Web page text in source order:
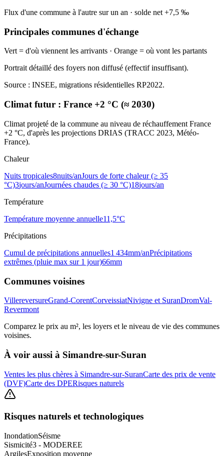
Flux d'une commune à l'autre sur un an · solde net +7,5 ‰
Principales communes d'échange
Vert = d'où viennent les arrivants · Orange = où vont les partants
Portrait détaillé des foyers non diffusé (effectif insuffisant).
Source : INSEE, migrations résidentielles RP2022.
Climat futur : France +2 °C (≈ 2030)
Climat projeté de la commune au niveau de réchauffement France
+2 °C, d'après les projections DRIAS (TRACC 2023, Météo-
France).
Chaleur
Nuits tropicales8nuits/anJours de forte chaleur (≥ 35
°C)3jours/anJournées chaudes (≥ 30 °C)18jours/an
Température
Température moyenne annuelle11,5°C
Précipitations
Cumul de précipitations annuelles1 434mm/anPrécipitations
extrêmes (pluie max sur 1 jour)66mm
Communes voisines
VillereversureGrand-CorentCorveissiatNivigne et SuranDromVal-
Revermont
Comparez le prix au m², les loyers et le niveau de vie des communes
voisines.
À voir aussi à Simandre-sur-Suran
Ventes les plus chères à Simandre-sur-SuranCarte des prix de vente
(DVF)Carte des DPERisques naturels
Risques naturels et technologiques
InondationSéisme
Sismicité3 - MODEREE
ArgilesExposition moyenne